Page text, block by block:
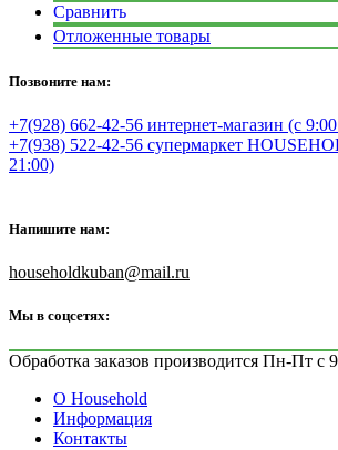
Сравнить
Отложенные товары
Позвоните нам:
+7(928) 662-42-56 интернет-магазин (с
+7(938) 522-42-56 супермаркет
21:00)
Напишите нам:
householdkuban@mail.ru
Мы в соцсетях:
Обработка заказов производится Пн-Пт с
О Household
Информация
Контакты